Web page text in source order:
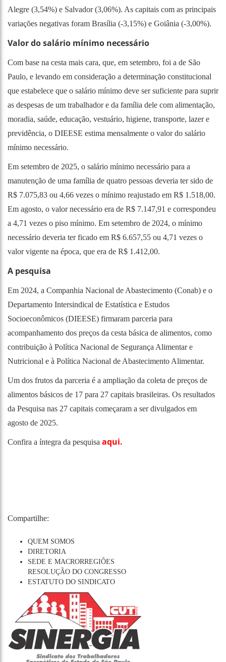
Alegre (3,54%) e Salvador (3,06%). As capitais com as principais
variações negativas foram Brasília (-3,15%) e Goiânia (-3,00%).
Valor do salário mínimo necessário
Com base na cesta mais cara, que, em setembro, foi a de São
Paulo, e levando em consideração a determinação constitucional
que estabelece que o salário mínimo deve ser suficiente para suprir
as despesas de um trabalhador e da família dele com alimentação,
moradia, saúde, educação, vestuário, higiene, transporte, lazer e
previdência, o DIEESE estima mensalmente o valor do salário
mínimo necessário.
Em setembro de 2025, o salário mínimo necessário para a
manutenção de uma família de quatro pessoas deveria ter sido de
R$ 7.075,83 ou 4,66 vezes o mínimo reajustado em R$ 1.518,00.
Em agosto, o valor necessário era de R$ 7.147,91 e correspondeu
a 4,71 vezes o piso mínimo. Em setembro de 2024, o mínimo
necessário deveria ter ficado em R$ 6.657,55 ou 4,71 vezes o
valor vigente na época, que era de R$ 1.412,00.
A pesquisa
Em 2024, a Companhia Nacional de Abastecimento (Conab) e o
Departamento Intersindical de Estatística e Estudos
Socioeconômicos (DIEESE) firmaram parceria para
acompanhamento dos preços da cesta básica de alimentos, como
contribuição à Política Nacional de Segurança Alimentar e
Nutricional e à Política Nacional de Abastecimento Alimentar.
Um dos frutos da parceria é a ampliação da coleta de preços de
alimentos básicos de 17 para 27 capitais brasileiras. Os resultados
da Pesquisa nas 27 capitais começaram a ser divulgados em
agosto de 2025.
Confira a íntegra da pesquisa aqui.
Compartilhe:
QUEM SOMOS
DIRETORIA
SEDE E MACRORREGIÕES
RESOLUÇÃO DO CONGRESSO
ESTATUTO DO SINDICATO